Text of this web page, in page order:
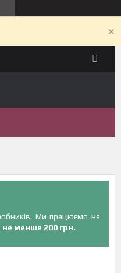
Ми працюємо на
не менше 200 грн.